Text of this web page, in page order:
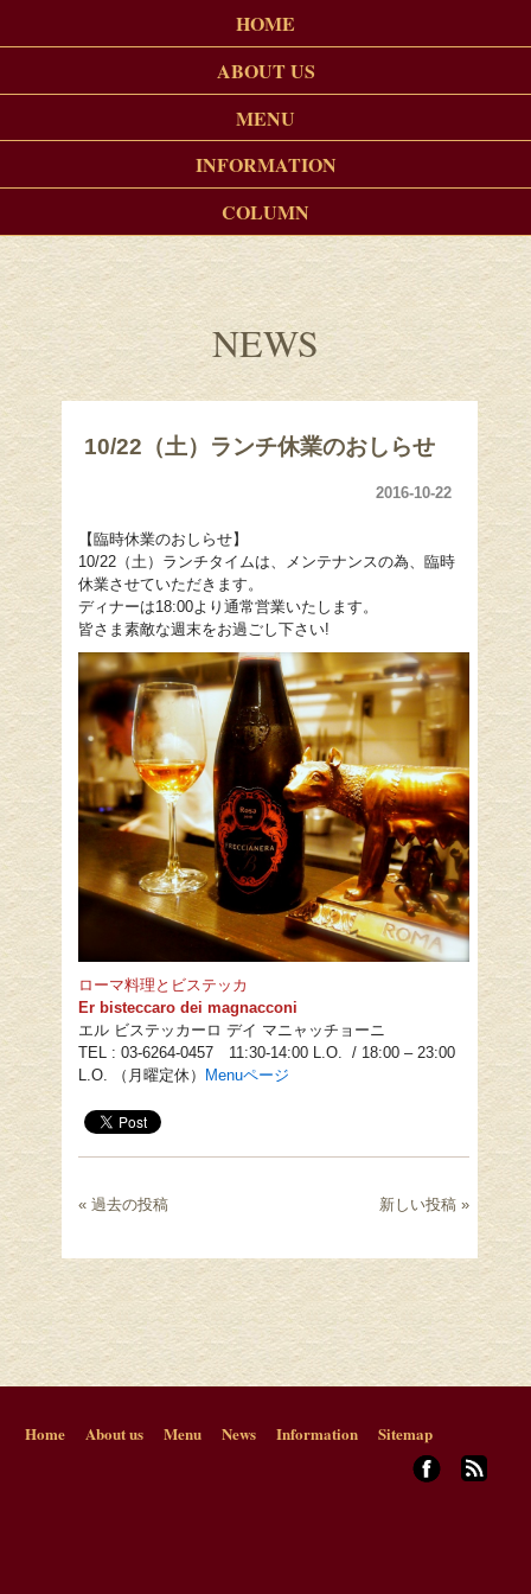
HOME
ABOUT US
MENU
INFORMATION
COLUMN
NEWS
​ 10/22（土）ランチ休業のおしらせ
2016-10-22
【臨時休業のおしらせ】
10/22（土）ランチタイムは、メンテナンスの為、臨時
休業させていただきます。
ディナーは18:00より通常営業いたします。
皆さま素敵な週末をお過ごし下さい!
ローマ料理とビステッカ
Er bisteccaro dei magnacconi
エル ビステッカーロ デイ マニャッチョーニ
TEL : 03-6264-0457 11:30-14:00 L.O. / 18:00 – 23:00
L.O. （月曜定休）
Menuページ
« 過去の投稿 新しい投稿 »
Home About us Menu News Information Sitemap